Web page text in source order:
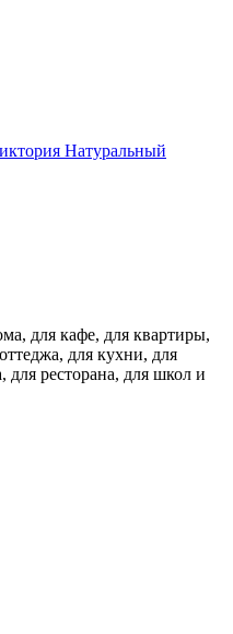
Натуральный
для кафе, для квартиры,
для кухни, для
ресторана, для школ и